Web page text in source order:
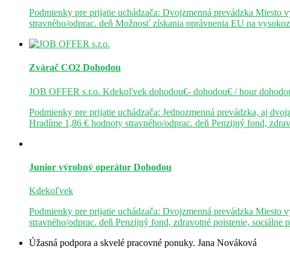
Podmienky pre prijatie uchádzača: Dvojzmenná prevádzka Miesto
stravného/odprac. deň Možnosť získania oprávnenia EU na
Zvárač CO2 Dohodou
JOB OFFER s.r.o. Kdekoľvek dohodou€- dohodou€ / hour
Podmienky pre prijatie uchádzača: Jednozmenná prevádzka, aj
Hradíme 1,86 € hodnoty stravného/odprac. deň Penzijný fond,
Junior výrobný operátor Dohodou
Kdekoľvek
Podmienky pre prijatie uchádzača: Dvojzmenná prevádzka Miesto
stravného/odprac. deň Penzijný fond, zdravotné poistenie, sociálne
Úžasná podpora a skvelé pracovné ponuky. Jana Nováková